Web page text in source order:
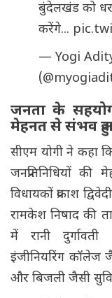
बुंदेलखंड को
करेंगे...
— Yogi
जनता के
मेहनत से संभव
सीएम योगी ने कहा
जनप्रतिनिधियों
विधायकों प्रकाश
रामकेश निषाद की
में रानी
इंजीनियरिंग कॉलेज
और बिजली जैसी